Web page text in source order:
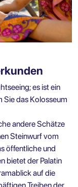
es ist ein
Sie das Kolosseum
andere Schätze
Steinwurf vom
öffentliche und
bietet der Palatin
auf die